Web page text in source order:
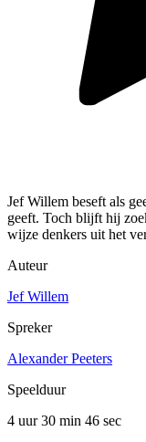
Jef Willem beseft als
geeft. Toch blijft hij
wijze denkers uit het
Auteur
Jef Willem
Spreker
Alexander Peeters
Speelduur
4 uur 30 min 46 sec